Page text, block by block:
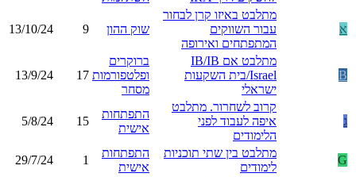
א
מתלבט באיזו קרן לבחור
עבור השווקים
המתפתחים ואירופה
שוק ההון 9
13/10/24
B
מתלבט אם IB/IB
Israel/בית השקעות
ישראלי
ברוקרים
ופלטפורמות
מסחר
17
13/9/24
ג
קרוב לשחרור. מתלבט
איפה לעבוד לפני
הלימודים
התפתחות
אישית
15
5/8/24
G
מתלבט בין שתי תוכניות
לימודים
התפתחות
אישית
1
29/7/24